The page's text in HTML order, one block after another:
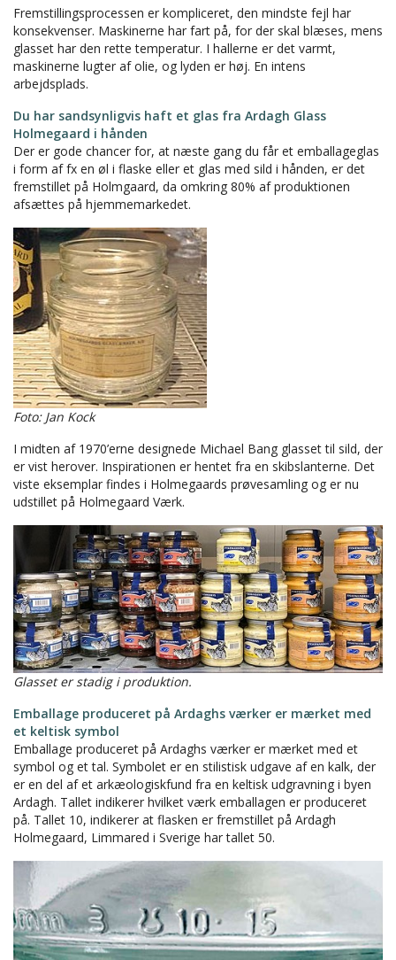
Fremstillingsprocessen er kompliceret, den mindste fejl har
konsekvenser. Maskinerne har fart på, for der skal blæses, mens
glasset har den rette temperatur. I hallerne er det varmt,
maskinerne lugter af olie, og lyden er høj. En intens
arbejdsplads.
Du har sandsynligvis haft et glas fra Ardagh Glass
Holmegaard i hånden
Der er gode chancer for, at næste gang du får et emballageglas
i form af fx en øl i flaske eller et glas med sild i hånden, er det
fremstillet på Holmgaard, da omkring 80% af produktionen
afsættes på hjemmemarkedet.
Foto: Jan Kock
I midten af 1970’erne designede Michael Bang glasset til sild, der
er vist herover. Inspirationen er hentet fra en skibslanterne. Det
viste eksemplar findes i Holmegaards prøvesamling og er nu
udstillet på Holmegaard Værk.
Glasset er stadig i produktion.
Emballage produceret på Ardaghs værker er mærket med
et keltisk symbol
Emballage produceret på Ardaghs værker er mærket med et
symbol og et tal. Symbolet er en stilistisk udgave af en kalk, der
er en del af et arkæologiskfund fra en keltisk udgravning i byen
Ardagh. Tallet indikerer hvilket værk emballagen er produceret
på. Tallet 10, indikerer at flasken er fremstillet på Ardagh
Holmegaard, Limmared i Sverige har tallet 50.